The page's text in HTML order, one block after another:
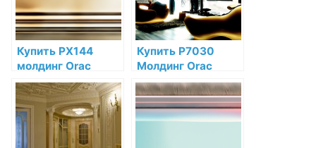
Купить PX144
молдинг Orac
Decor
Дюрополимер по
низкой цене в
интернет-
магазине
Купить P7030
Молдинг Orac
Decor Полиуретан
по низкой цене в
интернет-
магазине